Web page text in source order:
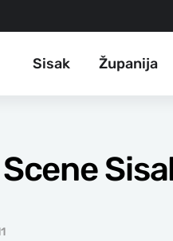
Sisak Županija
Scene